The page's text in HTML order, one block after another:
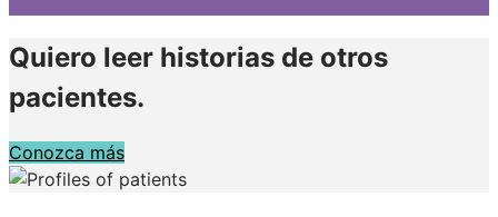
Quiero leer historias de otros
pacientes.
Conozca más